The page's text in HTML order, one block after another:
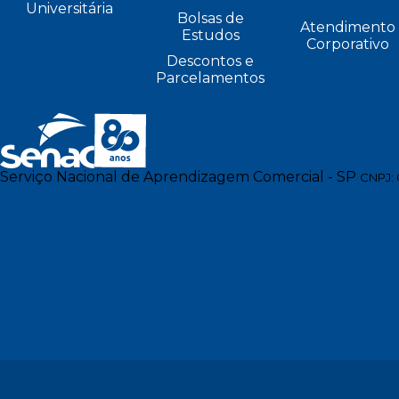
Universitária
Bolsas de
Estudos
Descontos e
Parcelamentos
Atendimento
Corporativo
Serviço Nacional de Aprendizagem Comercial - SP